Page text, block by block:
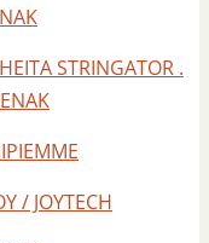
STRINGATOR .
/ JOYTECH